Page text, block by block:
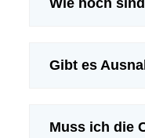
Wie hoch
Gibt es
Muss ich die